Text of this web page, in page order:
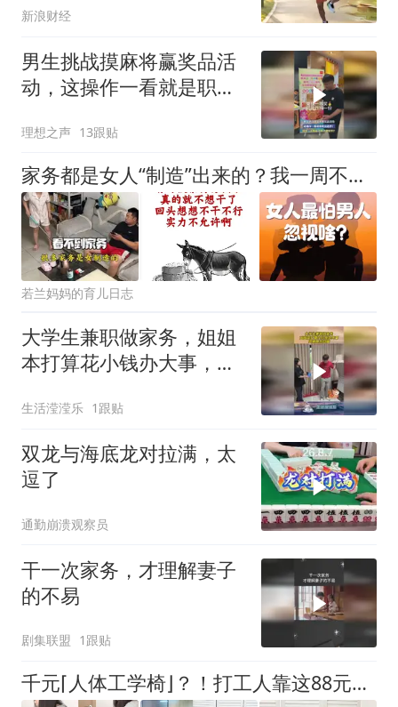
新浪财经
男生挑战摸麻将赢奖品活
动，这操作一看就是职业
理想之声 13跟贴
家务都是女人“制造”出来的？我一周不吃晚饭，宝爸“天塌了”！
若兰妈妈的育儿日志
大学生兼职做家务，姐姐
本打算花小钱办大事，结
生活滢滢乐 1跟贴
双龙与海底龙对拉满，太
逗了
通勤崩溃观察员
干一次家务，才理解妻子
的不易
剧集联盟 1跟贴
千元⌈人体工学椅⌋？！打工人靠这88元的⌈专利⌋ 撑腰，久坐不煎熬